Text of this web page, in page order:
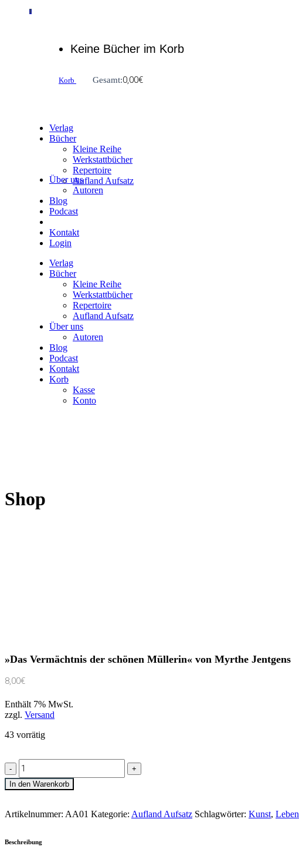
0
Keine Bücher im Korb
Korb Gesamt:0,00€
Verlag
Bücher
Kleine Reihe
Werkstattbücher
Repertoire
Aufland Aufsatz
Über uns
Autoren
Blog
Podcast
Kontakt
Login
Verlag
Bücher
Kleine Reihe
Werkstattbücher
Repertoire
Aufland Aufsatz
Über uns
Autoren
Blog
Podcast
Kontakt
Korb
Kasse
Konto
Shop
»Das Vermächtnis der schönen Müllerin« von Myrthe Jentgens
8,00€
Enthält 7% MwSt.
zzgl. Versand
43 vorrätig
»Das
Vermächtnis
der
von
Jentgens
In den Warenkorb
Artikelnummer: AA01 Kategorie: Aufland Aufsatz Schlagwörter: Kunst, Leben
Beschreibung